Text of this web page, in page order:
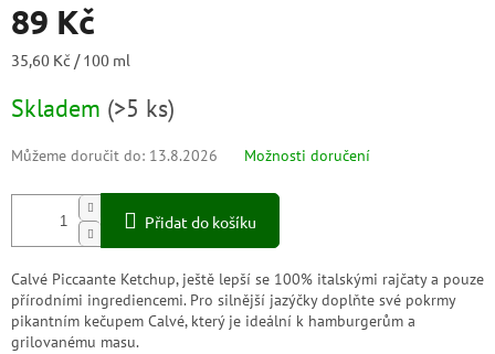
89 Kč
Měrná
35,60 Kč / 100 ml
Skladem (>5 ks)
Můžeme doručit do: 13.8.2026 Možnosti doručení
Přidat do košíku
Calvé Piccaante Ketchup, ještě lepší se 100% italskými rajčaty a pouze
přírodními ingrediencemi. Pro silnější jazýčky doplňte své pokrmy
pikantním kečupem Calvé, který je ideální k hamburgerům a
grilovanému masu.